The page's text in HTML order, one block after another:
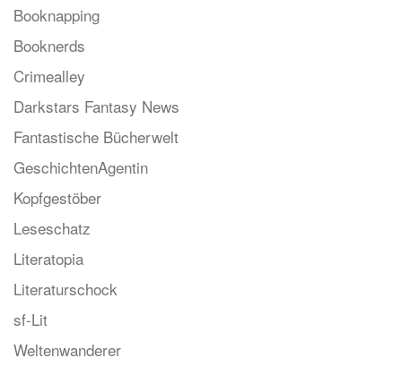
Booknapping
Booknerds
Crimealley
Darkstars Fantasy News
Fantastische Bücherwelt
GeschichtenAgentin
Kopfgestöber
Leseschatz
Literatopia
Literaturschock
sf-Lit
Weltenwanderer